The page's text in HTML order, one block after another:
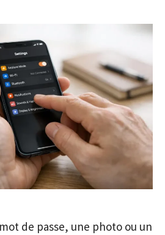
de passe, une photo ou un